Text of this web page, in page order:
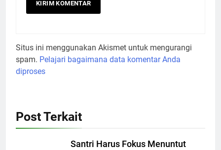
Situs ini menggunakan Akismet untuk mengurangi
spam. Pelajari bagaimana data komentar Anda
diproses
Post Terkait
Santri Harus Fokus Menuntut